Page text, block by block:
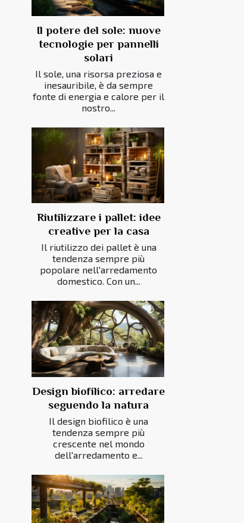
Il potere del sole: nuove
tecnologie per pannelli
solari
Il sole, una risorsa preziosa e
inesauribile, è da sempre
fonte di energia e calore per il
nostro...
Riutilizzare i pallet: idee
creative per la casa
Il riutilizzo dei pallet è una
tendenza sempre più
popolare nell'arredamento
domestico. Con un...
Design biofilico: arredare
seguendo la natura
Il design biofilico è una
tendenza sempre più
crescente nel mondo
dell'arredamento e...